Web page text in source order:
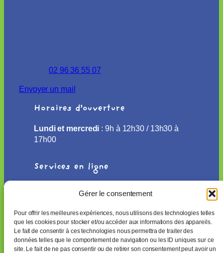
Gérer le consentement
Pour offrir les meilleures expériences, nous utilisons des technologies telles
que les cookies pour stocker et/ou accéder aux informations des appareils.
Le fait de consentir à ces technologies nous permettra de traiter des
données telles que le comportement de navigation ou les ID uniques sur ce
site. Le fait de ne pas consentir ou de retirer son consentement peut avoir un
02 96 36 55 07
Envoyer un mail
Horaires d’ouverture
Lundi et mercredi : 9h à 12h30 / 13h30 à
17h00
Services en ligne
L’agenda trémargatois
Petites annonces
Annuaire des entreprises et associations
Liens pratiques